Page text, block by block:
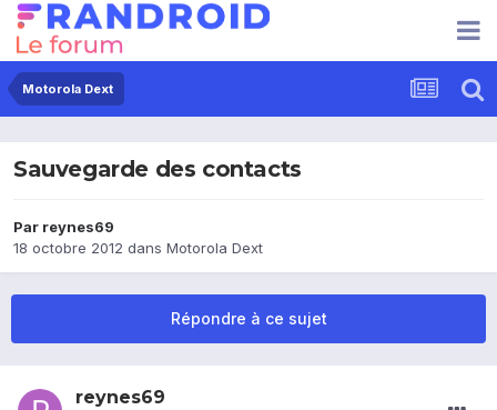
Motorola Dext
Sauvegarde des contacts
Par reynes69
18 octobre 2012 dans Motorola Dext
Répondre à ce sujet
reynes69